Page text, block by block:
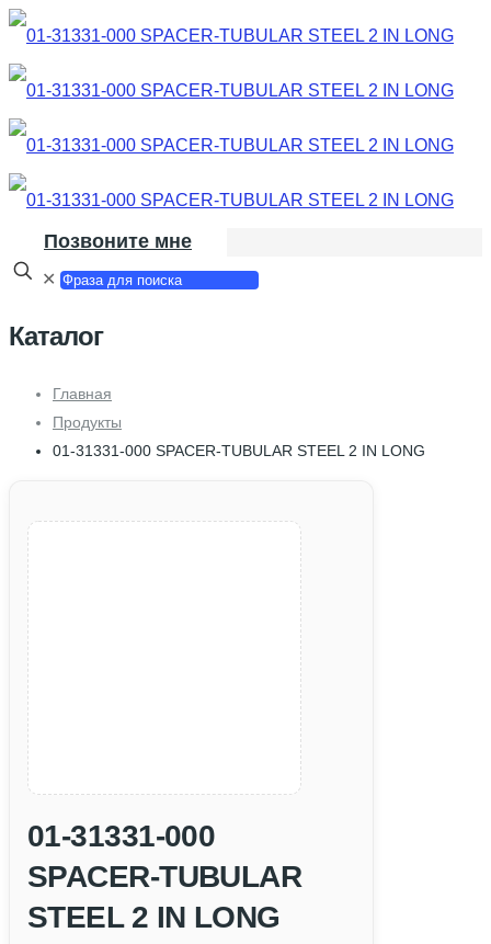
Позвоните мне
✕
Каталог
Главная
Продукты
01-31331-000 SPACER-TUBULAR STEEL 2 IN LONG
01-31331-000
SPACER-TUBULAR
STEEL 2 IN LONG